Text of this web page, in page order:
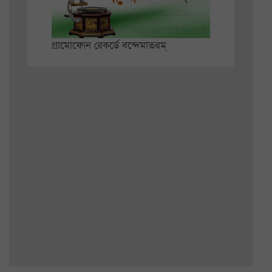
গ্রামোফোন রেকর্ডে বন্দেমাতরম্